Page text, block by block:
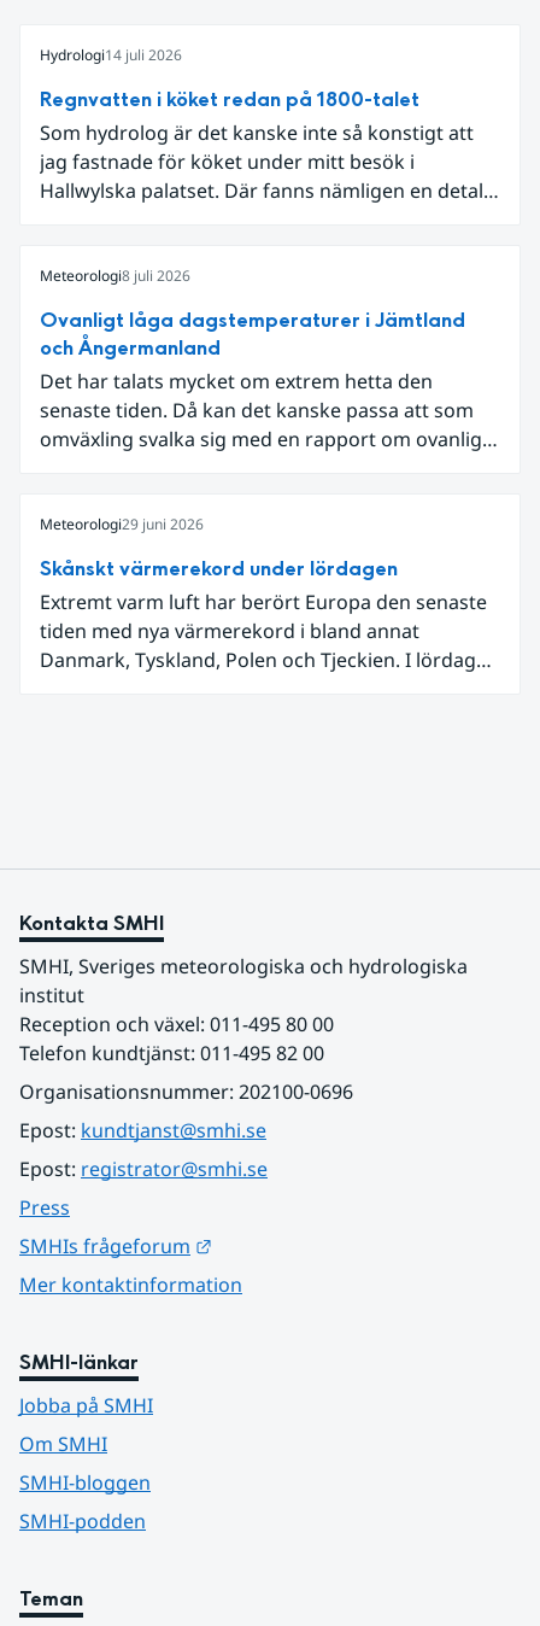
Hydrologi14 juli 2026
Regnvatten i köket redan på 1800-talet
Som hydrolog är det kanske inte så konstigt att
jag fastnade för köket under mitt besök i
Hallwylska palatset. Där fanns nämligen en detalj
Meteorologi8 juli 2026
Ovanligt låga dagstemperaturer i Jämtland
och Ångermanland
Det har talats mycket om extrem hetta den
senaste tiden. Då kan det kanske passa att som
omväxling svalka sig med en rapport om ovanligt
Meteorologi29 juni 2026
Skånskt värmerekord under lördagen
Extremt varm luft har berört Europa den senaste
tiden med nya värmerekord i bland annat
Danmark, Tyskland, Polen och Tjeckien. I lördags
Kontakta SMHI
SMHI, Sveriges meteorologiska och hydrologiska
institut
Reception och växel: 011-495 80 00
Telefon kundtjänst: 011-495 82 00
Organisationsnummer: 202100-0696
Epost: kundtjanst@smhi.se
Epost: registrator@smhi.se
Press
SMHIs frågeforum
Mer kontaktinformation
SMHI-länkar
Jobba på SMHI
Om SMHI
SMHI-bloggen
SMHI-podden
Teman